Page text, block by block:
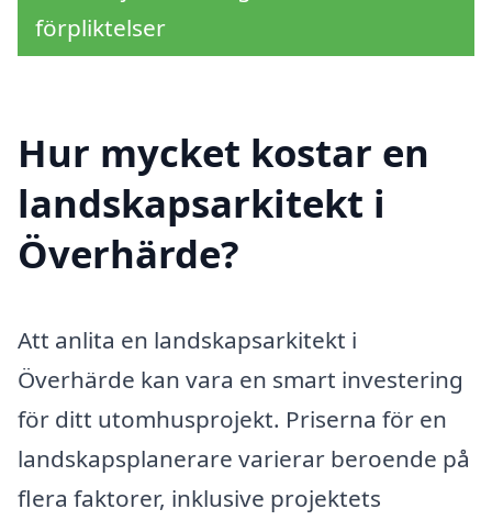
förpliktelser
Hur mycket kostar en
landskapsarkitekt i
Överhärde?
Att anlita en landskapsarkitekt i
Överhärde kan vara en smart investering
för ditt utomhusprojekt. Priserna för en
landskapsplanerare varierar beroende på
flera faktorer, inklusive projektets